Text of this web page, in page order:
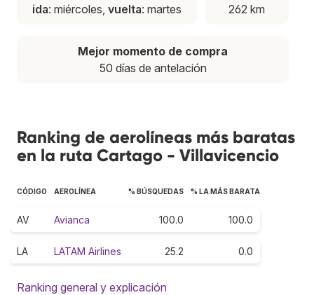
ida: miércoles, vuelta: martes
262 km
Mejor momento de compra
50 días de antelación
Ranking de aerolíneas más baratas
en la ruta Cartago - Villavicencio
CÓDIGO AEROLÍNEA % BÚSQUEDAS % LA MÁS BARATA
AV Avianca 100.0 100.0
LA LATAM Airlines 25.2 0.0
Ranking general y explicación